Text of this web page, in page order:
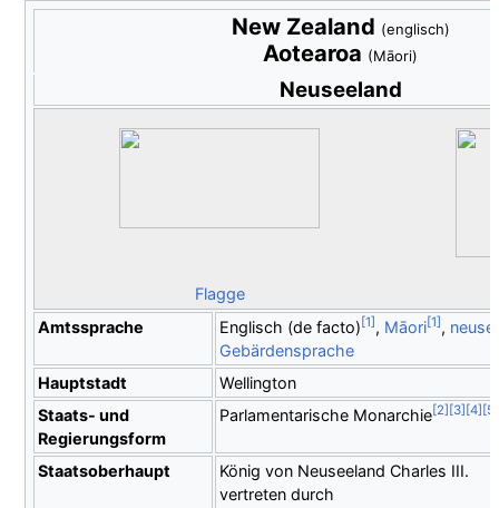
New Zealand (englisch)
Aotearoa (Māori)
Neuseeland
Flagge
Amtssprache
Englisch (de facto) , Māori ,
Gebärdensprache
Hauptstadt
Wellington
Staats- und
Regierungsform
Parlamentarische Monarchie
Staatsoberhaupt
König von Neuseeland Charles III.
vertreten durch